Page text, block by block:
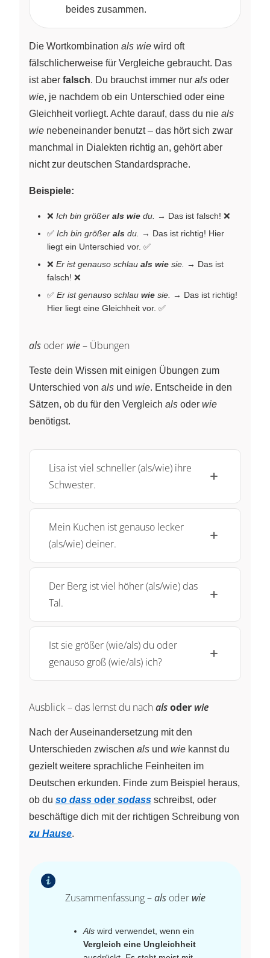
beides zusammen.
Die Wortkombination als wie wird oft
fälschlicherweise für Vergleiche gebraucht. Das
ist aber falsch. Du brauchst immer nur als oder
wie, je nachdem ob ein Unterschied oder eine
Gleichheit vorliegt. Achte darauf, dass du nie als
wie nebeneinander benutzt – das hört sich zwar
manchmal in Dialekten richtig an, gehört aber
nicht zur deutschen Standardsprache.
Beispiele:
❌ Ich bin größer als wie du.
→ Das ist falsch! ❌
✅ Ich bin größer als du.
→ Das ist richtig! Hier
liegt ein Unterschied vor. ✅
❌ Er ist genauso schlau als wie sie.
→ Das ist
falsch! ❌
✅ Er ist genauso schlau wie sie.
→ Das ist richtig!
Hier liegt eine Gleichheit vor. ✅
als oder wie– Übungen
Teste dein Wissen mit einigen Übungen zum
Unterschied von als und wie. Entscheide in den
Sätzen, ob du für den Vergleich als oder wie
benötigst.
Lisa ist viel schneller (als/wie) ihre
Schwester.
Mein Kuchen ist genauso lecker
(als/wie) deiner.
Der Berg ist viel höher (als/wie) das
Tal.
Ist sie größer (wie/als) du oder
genauso groß (wie/als) ich?
Ausblick – das lernst du nach alsoder wie
Nach der Auseinandersetzung mit den
Unterschieden zwischen als und wie kannst du
gezielt weitere sprachliche Feinheiten im
Deutschen erkunden. Finde zum Beispiel heraus,
ob du so dass oder sodass schreibst, oder
beschäftige dich mit der richtigen Schreibung von
zu Hause.
Zusammenfassung –als oder wie
Als wird verwendet, wenn ein
Vergleich eine Ungleichheit